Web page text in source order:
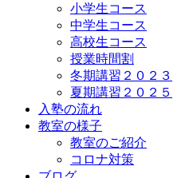
小学生コース
中学生コース
高校生コース
授業時間割
冬期講習２０２３
夏期講習２０２５
入塾の流れ
教室の様子
教室のご紹介
コロナ対策